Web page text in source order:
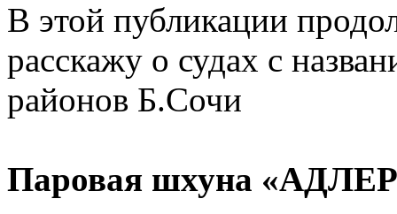
В этой публикации
расскажу о судах с
районов Б.Сочи
Паровая шхуна